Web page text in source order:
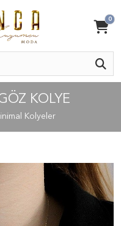
0
KOLYE
Kolyeler